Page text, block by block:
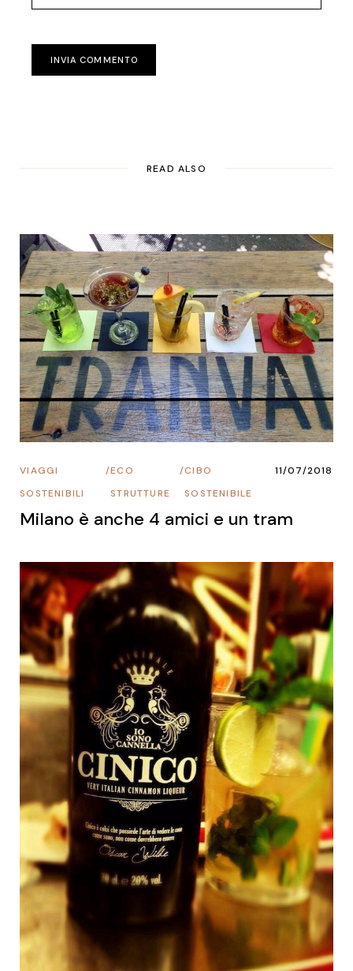
INVIA COMMENTO
READ ALSO
CIBO
SOSTENIBILE
/
ECO
STRUTTURE
/
VIAGGI
SOSTENIBILI
11/07/2018
Milano è anche 4 amici e un tram